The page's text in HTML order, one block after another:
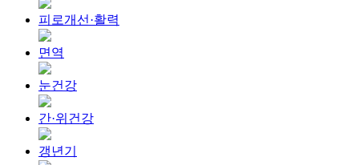
피로개선·활력
면역
눈건강
간·위건강
갱년기